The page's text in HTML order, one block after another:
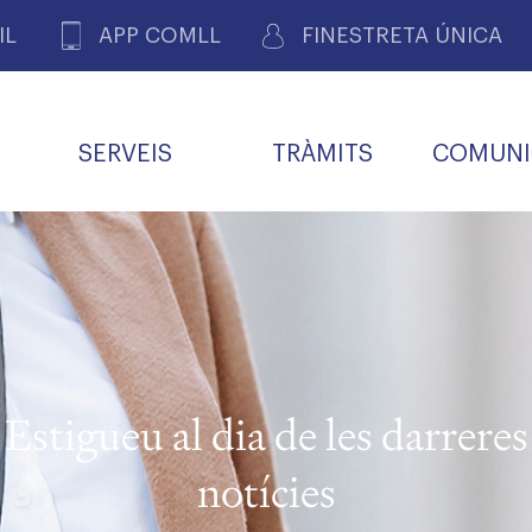
APP COMLL FINESTRETA ÚNICA
DE PACIENTS DE LLEIDA
SERVEIS TRÀMITS
DE GOVERN COMISSIÓ DEONTOLÒGICA
INFORMÀTICA I NOVES
TECNOLOGIES
DE FEINA
ALERTES
FARMACÈUTIQUES
R
CARNET METGE
COL·LEGIAT
Estigueu al dia de les darreres
notícies